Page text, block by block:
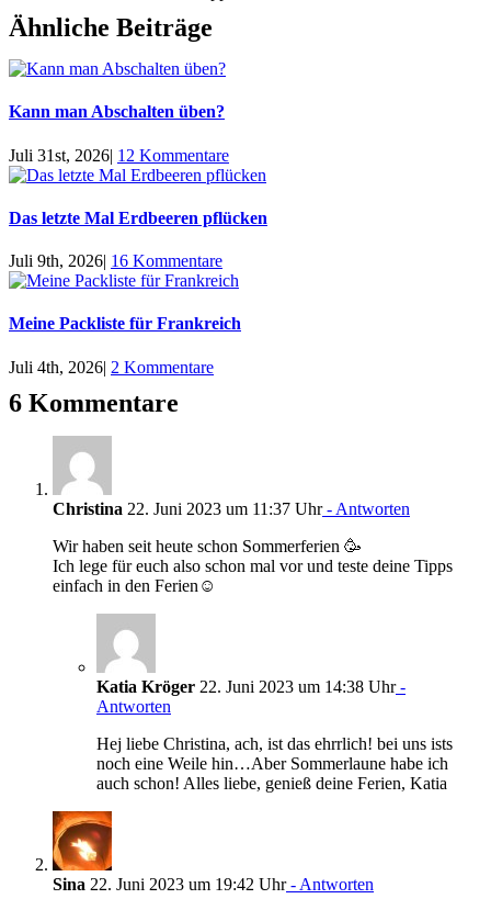
Ähnliche Beiträge
Kann man Abschalten üben?
Juli 31st, 2026| 12 Kommentare
Das letzte Mal Erdbeeren pflücken
Juli 9th, 2026| 16 Kommentare
Meine Packliste für Frankreich
Juli 4th, 2026| 2 Kommentare
6 Kommentare
Christina 22. Juni 2023 um 11:37 Uhr- Antworten
Wir haben seit heute schon Sommerferien 🥳
Ich lege für euch also schon mal vor und teste deine Tipps
einfach in den Ferien☺️
Katia Kröger 22. Juni 2023 um 14:38 Uhr-
Antworten
Hej liebe Christina, ach, ist das ehrrlich! bei uns ists
noch eine Weile hin…Aber Sommerlaune habe ich
auch schon! Alles liebe, genieß deine Ferien, Katia
Sina 22. Juni 2023 um 19:42 Uhr- Antworten